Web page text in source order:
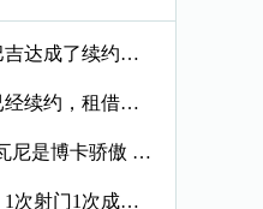
[深圳]深圳男篮已经和内线外援巴吉达成了续约一致
[推荐]经纪人：卡马达和科莫托已经续约，租借？目前的想法是留
【体育资讯】里克尔梅：拥有卡瓦尼是博卡骄傲 斯卡洛尼是史上最
[球迷报道]莱万美职联首秀数据：1次射门1次成功过人预期进球